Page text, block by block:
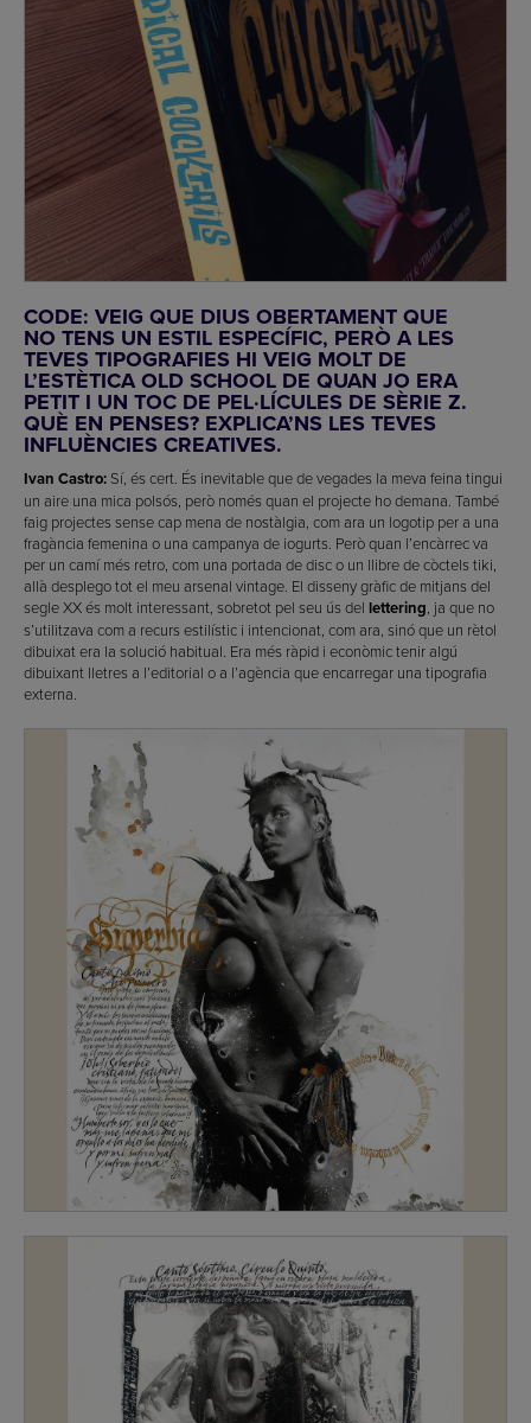
CODE: VEIG QUE DIUS OBERTAMENT QUE
NO TENS UN ESTIL ESPECÍFIC, PERÒ A LES
TEVES TIPOGRAFIES HI VEIG MOLT DE
L’ESTÈTICA OLD SCHOOL DE QUAN JO ERA
PETIT I UN TOC DE PEL·LÍCULES DE SÈRIE Z.
QUÈ EN PENSES? EXPLICA’NS LES TEVES
INFLUÈNCIES CREATIVES.
Ivan Castro: Sí, és cert. És inevitable que de vegades la meva feina tingui
un aire una mica polsós, però només quan el projecte ho demana. També
faig projectes sense cap mena de nostàlgia, com ara un logotip per a una
fragància femenina o una campanya de iogurts. Però quan l’encàrrec va
per un camí més retro, com una portada de disc o un llibre de còctels tiki,
allà desplego tot el meu arsenal vintage. El disseny gràfic de mitjans del
segle XX és molt interessant, sobretot pel seu ús del lettering, ja que no
s’utilitzava com a recurs estilístic i intencionat, com ara, sinó que un rètol
dibuixat era la solució habitual. Era més ràpid i econòmic tenir algú
dibuixant lletres a l’editorial o a l’agència que encarregar una tipografia
externa.